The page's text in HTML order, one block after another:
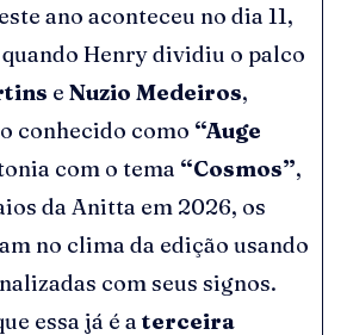
ano aconteceu no dia 11,
quando Henry dividiu o palco
e Nuzio Medeiros,
conhecido como “Auge
com o tema “Cosmos”,
da Anitta em 2026, os
no clima da edição usando
com seus signos.
essa já é a terceira